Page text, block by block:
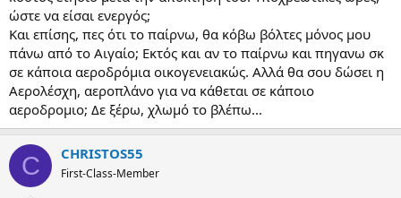
ώστε να είσαι ενεργός;
Και επίσης, πες ότι το παίρνω, θα κόβω βόλτες μόνος μου
πάνω από το Αιγαίο; Εκτός και αν το παίρνω και πηγανω σκ
σε κάποια αεροδρόμια οικογενειακώς. Αλλά θα σου δώσει η
Αερολέσχη, αεροπλάνο για να κάθεται σε κάποιο
αεροδρομιο; Δε ξέρω, χλωμό το βλέπω...
C CHRISTOS55
First-Class-Member